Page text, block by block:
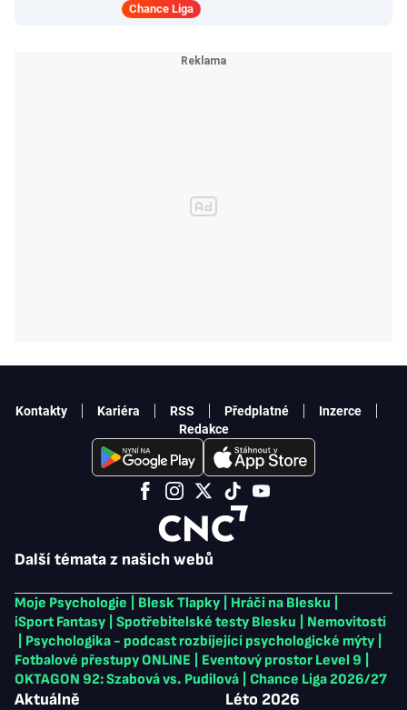
pohárových zástupců
Chance Liga
Další témata z našich webů
Moje Psychologie Blesk Tlapky Hráči na Blesku
iSport Fantasy
Spotřebitelské testy Blesku
Nemovitosti
Psychologika - podcast rozbíjející psychologické mýty
Fotbalové přestupy ONLINE
Eventový prostor Level 9
OKTAGON 92: Szabová vs. Pudilová
Chance Liga 2026/27
Aktuálně Léto 2026
Kontakty Kariéra RSS Předplatné
Inzerce
Redakce